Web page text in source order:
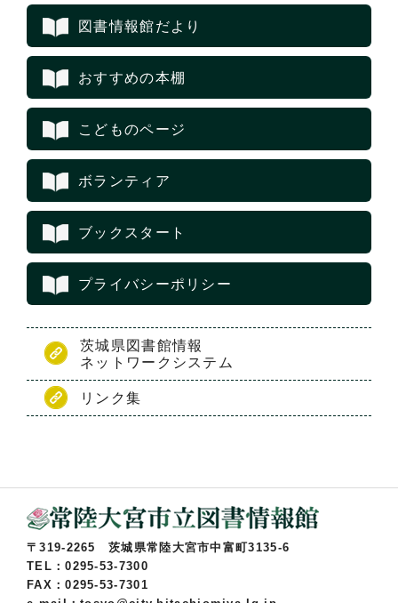
図書情報館だより
おすすめの本棚
こどものページ
ボランティア
ブックスタート
プライバシーポリシー
茨城県図書館情報
ネットワークシステム
リンク集
〒319-2265 茨城県常陸大宮市中富町3135-6
TEL：0295-53-7300
FAX：0295-53-7301